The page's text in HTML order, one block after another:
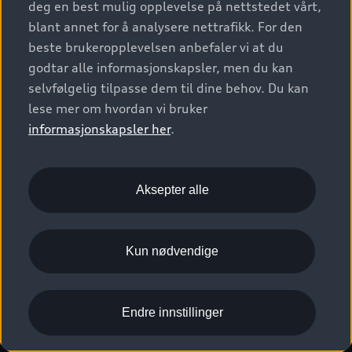
S/RS
Konseptbiler og prototyper
Prislister
Leasing
Bilgarantier
Audi Forsikring
Verkstedtjenester
Functions on demand
Kom i gang med myAudi
Kundeservice
Nyhetsbrev
Presse
Karriere
Bli sertifisert merkeverksted
Autoretur
Åpenhetsloven
© 2026 AUDI NORGE. All Rights Reserved.
Imprint Ansvarserklæring
Personvern
Informasjonskapsler (cookies)
Juridisk informasjon AUDI AG
deg en best mulig opplevelse på nettstedet vårt,
blant annet for å analysere nettrafikk. For den
beste brukeropplevelsen anbefaler vi at du
godtar alle informasjonskapsler, men du kan
selvfølgelig tilpasse dem til dine behov. Du kan
lese mer om hvordan vi bruker
informasjonskapsler her.
Aksepter alle
Kun nødvendige
Endre innstillinger